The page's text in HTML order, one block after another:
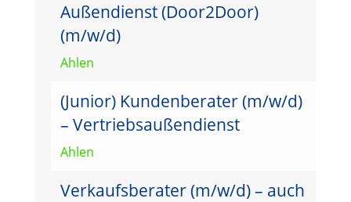
Außendienst (Door2Door)
(m/w/d)
Ahlen
(Junior) Kundenberater (m/w/d)
– Vertriebsaußendienst
Ahlen
Verkaufsberater (m/w/d) – auch